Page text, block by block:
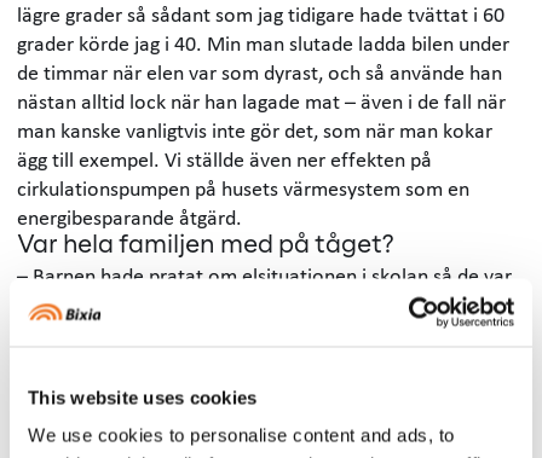
This website uses cookies
We use cookies to personalise content and ads, to
lägre grader så sådant som jag tidigare hade tvättat i 60
grader körde jag i 40. Min man slutade ladda bilen under
de timmar när elen var som dyrast, och så använde han
nästan alltid lock när han lagade mat – även i de fall när
man kanske vanligtvis inte gör det, som när man kokar
ägg till exempel. Vi ställde även ner effekten på
cirkulationspumpen på husets värmesystem som en
energibesparande åtgärd.
Var hela familjen med på tåget?
– Barnen hade pratat om elsituationen i skolan så de var
också med och hjälpte till och släckte lampor och stängde
av elektronik som inte användes. Min man är en sådan
jag är mer praktisk, så vi gjorde olika saker och
Krävdes det mycket tid och engagemang